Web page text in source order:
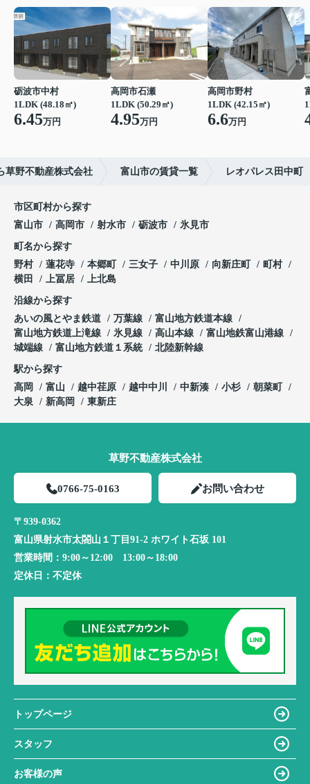
砺波市中村
1LDK (48.18㎡)
6.45万円
高岡市石瀬
1LDK (50.29㎡)
4.95万円
高岡市野村
1LDK (42.15㎡)
6.6万円
草野不動産株式会社 富山市の賃貸一覧 レオパレス田中町
市区町村から探す
富山市
高岡市 射水市 砺波市 氷見市
町名から探す
野村
蓮花寺 本郷町 三女子 中川原 向新庄町
町村
横田
上冨居 上北島
沿線から探す
あいの風とやま鉄道
万葉線
富山地方鉄道本線
富山地方鉄道上滝線
氷見線 高山本線
富山地鉄富山港線
城端線
富山地方鉄道１系統 北陸新幹線
駅から探す
高岡
富山 越中荏原 越中中川 中新湊 小杉
朝菜町
大泉
新高岡 東新庄
草野不動産株式会社
0766-75-0163 お問い合わせ
〒939-0362
富山県射水市太閤山１丁目91-2 ホワイト石坂 101
営業時間： 9:00～12:00 13:00～18:00
定休日： 不定休
トップページ
スタッフ
お客様の声